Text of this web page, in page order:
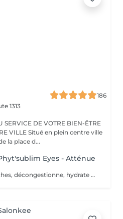
186
1313
SERVICE DE VOTRE BIEN-ÊTRE
centre ville
la place d...
Eyes - Atténue
Atténue les cernes et les poches, décongestionne, hydrate Avec le soin contour des yeux certifié bio Phyt'Sublim Eyes, découvrez toute l'expertise professionnelle de Phyt's rien que pour vos yeux. Constitué de 8 étapes, qui s'enchaînent au rythme des manuvres décongestionnantes et drainantes, il conjugue parfaitement soin et détente. Sérum bio concentré d'actifs, baume fondant stimulant, masque peel-off défroissant et émulsion légère défatigante Immédiatement, décongestionné et dynamisé. Convient pour : Tous types de peaux